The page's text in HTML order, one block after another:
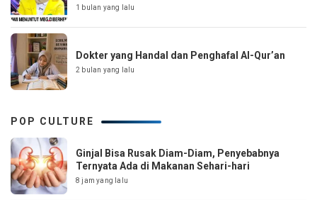
1 bulan yang lalu
Dokter yang Handal dan Penghafal Al-Qur’an
2 bulan yang lalu
POP CULTURE
Ginjal Bisa Rusak Diam-Diam, Penyebabnya
Ternyata Ada di Makanan Sehari-hari
8 jam yang lalu